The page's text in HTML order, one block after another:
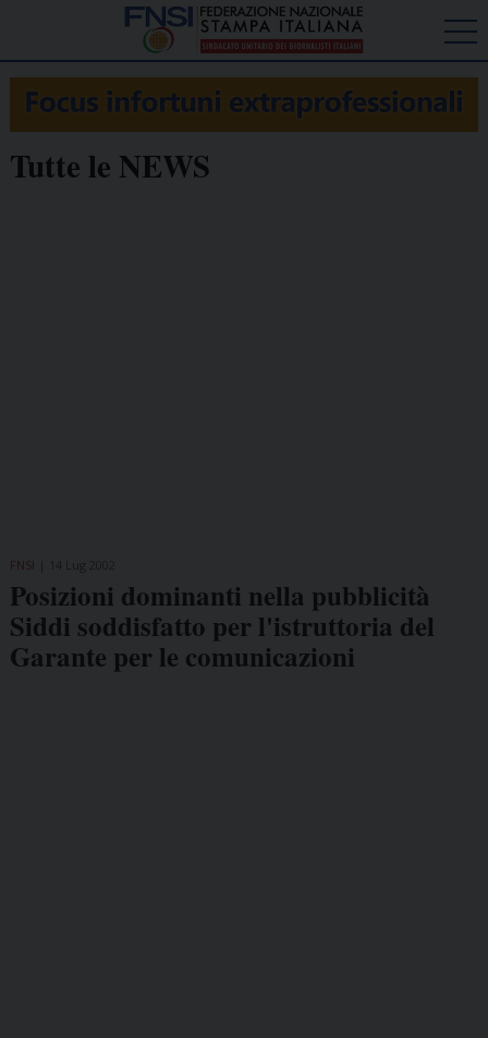
Tutte le NEWS
FNSI
Posizioni dominanti nella pubblicità
Siddi soddisfatto per l'istruttoria del
Garante per le comunicazioni